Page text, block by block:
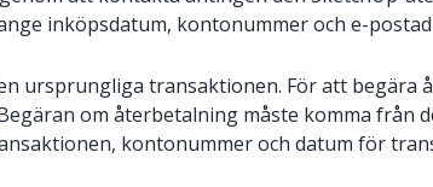
inköpsdatum, kontonummer och e-
ursprungliga transaktionen. För att
om återbetalning måste komma från
kontonummer och datum för